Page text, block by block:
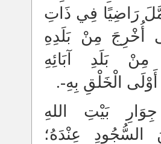
رَاضِيًا فِي ذَاتِ
أُخْرِجَ مِنْ بَلَدِهِ
بَلَدِ آبَائِهِ
الْخَلْقِ بِهِ-.
بَيْتِ اللهِ
السُّجُودِ عِنْدَهُ؛